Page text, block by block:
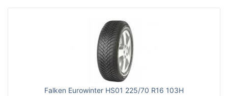
Falken Eurowinter HS01 225/70 R16 103H